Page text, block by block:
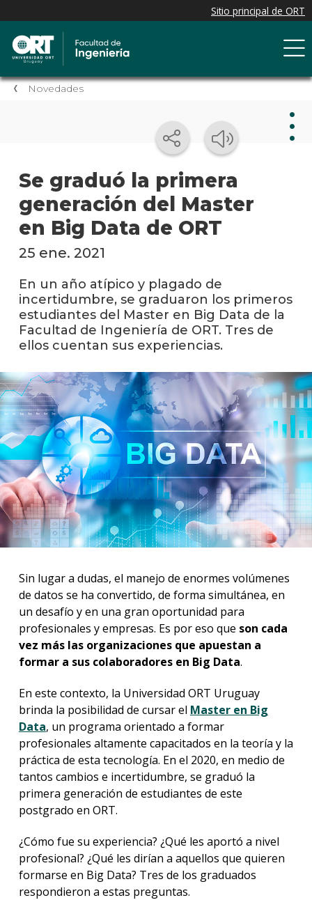
Novedades
Se graduó la primera
generación del Master
en Big Data de ORT
La
en
los
Blog
de
25 ene. 2021
En un año atípico y plagado de
incertidumbre, se graduaron los primeros
estudiantes del Master en Big Data de la
Facultad de Ingeniería de ORT. Tres de
ellos cuentan sus experiencias.
Sin lugar a dudas, el manejo de enormes volúmenes
de datos se ha convertido, de forma simultánea, en
un desafío y en una gran oportunidad para
profesionales y empresas. Es por eso que son cada
vez más las organizaciones que apuestan a
formar a sus colaboradores en Big Data.
En este contexto, la Universidad ORT Uruguay
brinda la posibilidad de cursar el Master en Big
Data, un programa orientado a formar
profesionales altamente capacitados en la teoría y la
práctica de esta tecnología. En el 2020, en medio de
tantos cambios e incertidumbre, se graduó la
primera generación de estudiantes de este
postgrado en ORT.
¿Cómo fue su experiencia? ¿Qué les aportó a nivel
profesional? ¿Qué les dirían a aquellos que quieren
formarse en Big Data? Tres de los graduados
respondieron a estas preguntas.